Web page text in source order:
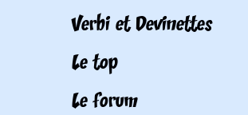
Verbi et Devinettes
Le top
Le forum